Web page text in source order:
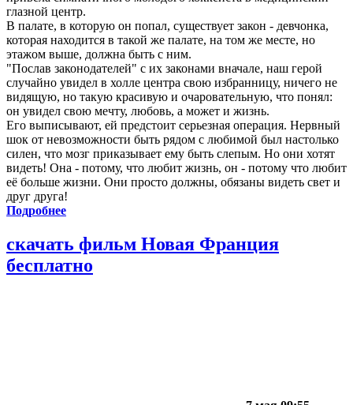
глазной центр.
В палате, в которую он попал, существует закон - девчонка,
которая находится в такой же палате, на том же месте, но
этажом выше, должна быть с ним.
"Послав законодателей" с их законами вначале, наш герой
случайно увидел в холле центра свою избранницу, ничего не
видящую, но такую красивую и очаровательную, что понял:
он увидел свою мечту, любовь, а может и жизнь.
Его выписывают, ей предстоит серьезная операция. Нервный
шок от невозможности быть рядом с любимой был настолько
силен, что мозг приказывает ему быть слепым. Но они хотят
видеть! Она - потому, что любит жизнь, он - потому что любит
её больше жизни. Они просто должны, обязаны видеть свет и
друг друга!
Подробнее
скачать фильм Новая Франция
бесплатно